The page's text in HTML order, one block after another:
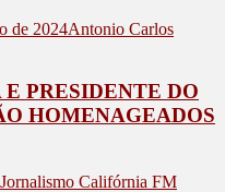
de 2024Antonio Carlos
PRESIDENTE DO
HOMENAGEADOS
Jornalismo Califórnia FM